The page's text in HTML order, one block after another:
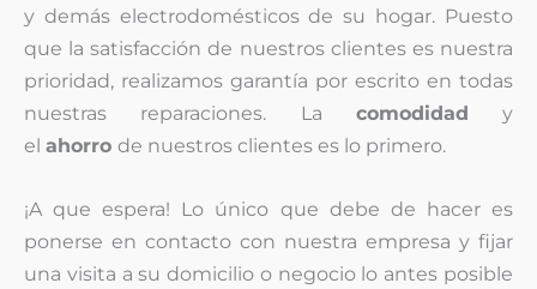
y demás electrodomésticos de su hogar. Puesto
que la satisfacción de nuestros clientes es nuestra
prioridad, realizamos garantía por escrito en todas
nuestras reparaciones. La comodidad y
el ahorro de nuestros clientes es lo primero.
¡A que espera! Lo único que debe de hacer es
ponerse en contacto con nuestra empresa y fijar
una visita a su domicilio o negocio lo antes posible